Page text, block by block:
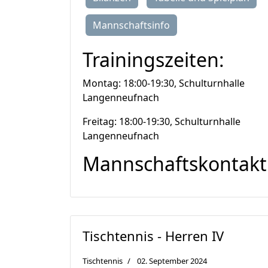
Mannschaftsinfo
Trainingszeiten:
Montag: 18:00-19:30, Schulturnhalle
Langenneufnach
Freitag: 18:00-19:30, Schulturnhalle
Langenneufnach
Tischtennis - Herren IV
Tischtennis 02. September 2024